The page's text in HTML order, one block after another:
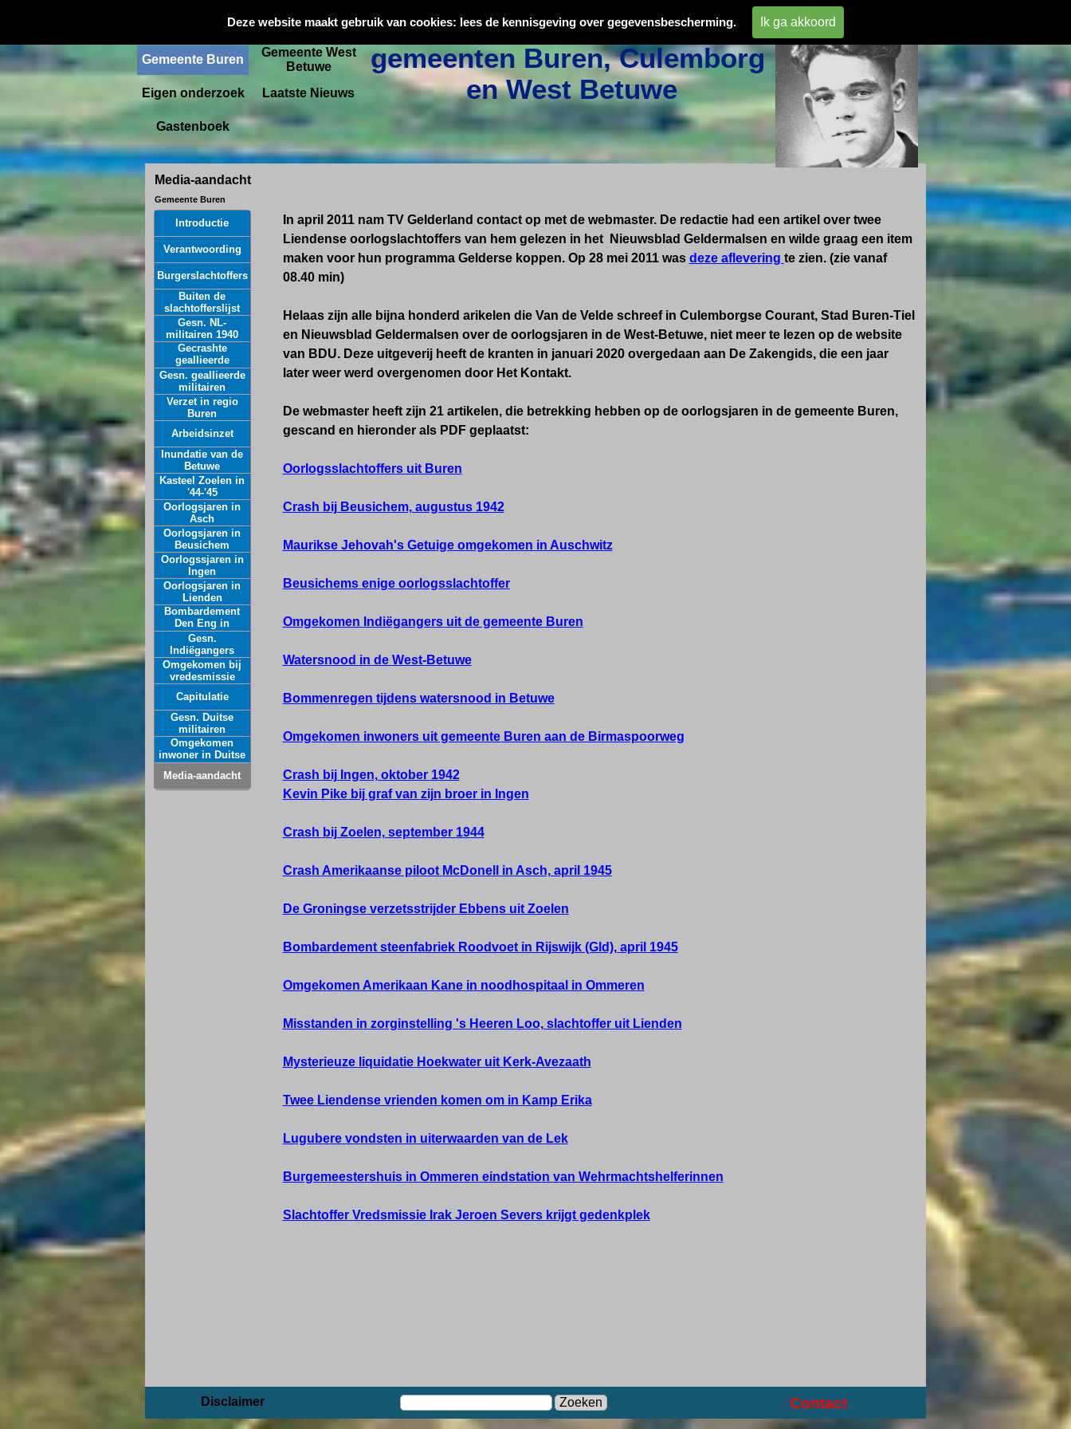
Deze website maakt gebruik van cookies: lees de kennisgeving over gegevensbescherming. Ik ga akkoord
Oorlogsslachtoffers uit
gemeenten Buren, Culemborg
en West Betuwe
Gemeente
Culemborg
Gemeente Buren
Gemeente West
Betuwe
Eigen onderzoek
Laatste Nieuws
Gastenboek
Media-aandacht
Gemeente Buren
Introductie
Verantwoording
Burgerslachtoffers
Buiten de
slachtofferslijst
Gesn. NL-
militairen 1940
Gecrashte
geallieerde
vliegtuigen
Gesn. geallieerde
militairen
Verzet in regio
Buren
Arbeidsinzet
Inundatie van de
Betuwe
Kasteel Zoelen in
'44-'45
Oorlogsjaren in
Asch
Oorlogsjaren in
Beusichem
Oorlogssjaren in
Ingen
Oorlogsjaren in
Lienden
Bombardement
Den Eng in
Ommeren, april
1945
Gesn.
Indiëgangers
Omgekomen bij
vredesmissie
Capitulatie
Gesn. Duitse
militairen
Omgekomen
inwoner in Duitse
dienst
Media-aandacht
In april 2011 nam TV Gelderland contact op met de webmaster. De redactie had een artikel over twee
Liendense oorlogslachtoffers van hem gelezen in het Nieuwsblad Geldermalsen en wilde graag een item
maken voor hun programma Gelderse koppen. Op 28 mei 2011 was deze aflevering te zien. (zie vanaf
08.40 min)
Helaas zijn alle bijna honderd arikelen die Van de Velde schreef in Culemborgse Courant, Stad Buren-Tiel
en Nieuwsblad Geldermalsen over de oorlogsjaren in de West-Betuwe, niet meer te lezen op de website
van BDU. Deze uitgeverij heeft de kranten in januari 2020 overgedaan aan De Zakengids, die een jaar
later weer werd overgenomen door Het Kontakt.
De webmaster heeft zijn 21 artikelen, die betrekking hebben op de oorlogsjaren in de gemeente Buren,
gescand en hieronder als PDF geplaatst:
Oorlogsslachtoffers uit Buren
Crash bij Beusichem, augustus 1942
Maurikse Jehovah's Getuige omgekomen in Auschwitz
Beusichems enige oorlogsslachtoffer
Omgekomen Indiëgangers uit de gemeente Buren
Watersnood in de West-Betuwe
Bommenregen tijdens watersnood in Betuwe
Omgekomen inwoners uit gemeente Buren aan de Birmaspoorweg
Crash bij Ingen, oktober 1942
Kevin Pike bij graf van zijn broer in Ingen
Crash bij Zoelen, september 1944
Crash Amerikaanse piloot McDonell in Asch, april 1945
De Groningse verzetsstrijder Ebbens uit Zoelen
Bombardement steenfabriek Roodvoet in Rijswijk (Gld), april 1945
Omgekomen Amerikaan Kane in noodhospitaal in Ommeren
Misstanden in zorginstelling 's Heeren Loo, slachtoffer uit Lienden
Mysterieuze liquidatie Hoekwater uit Kerk-Avezaath
Twee Liendense vrienden komen om in Kamp Erika
Lugubere vondsten in uiterwaarden van de Lek
Burgemeestershuis in Ommeren eindstation van Wehrmachtshelferinnen
Slachtoffer Vredsmissie Irak Jeroen Severs krijgt gedenkplek
Disclaimer Contact
Zoeken